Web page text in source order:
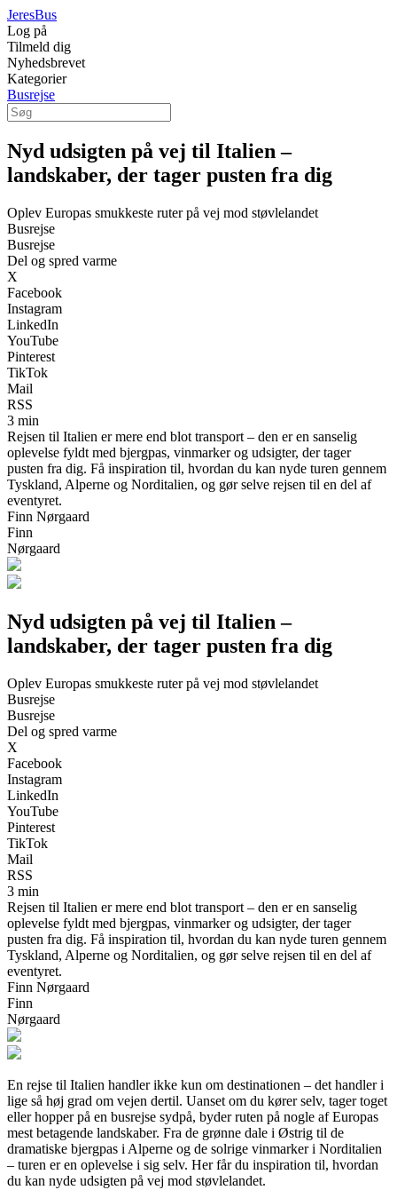
JeresBus
Log på
Tilmeld dig
Nyhedsbrevet
Kategorier
Busrejse
Nyd udsigten på vej til Italien –
landskaber, der tager pusten fra dig
Oplev Europas smukkeste ruter på vej mod støvlelandet
Busrejse
Busrejse
Del og spred varme
X
Facebook
Instagram
LinkedIn
YouTube
Pinterest
TikTok
Mail
RSS
3 min
Rejsen til Italien er mere end blot transport – den er en sanselig
oplevelse fyldt med bjergpas, vinmarker og udsigter, der tager
pusten fra dig. Få inspiration til, hvordan du kan nyde turen gennem
Tyskland, Alperne og Norditalien, og gør selve rejsen til en del af
eventyret.
Finn Nørgaard
Finn
Nørgaard
Nyd udsigten på vej til Italien –
landskaber, der tager pusten fra dig
Oplev Europas smukkeste ruter på vej mod støvlelandet
Busrejse
Busrejse
Del og spred varme
X
Facebook
Instagram
LinkedIn
YouTube
Pinterest
TikTok
Mail
RSS
3 min
Rejsen til Italien er mere end blot transport – den er en sanselig
oplevelse fyldt med bjergpas, vinmarker og udsigter, der tager
pusten fra dig. Få inspiration til, hvordan du kan nyde turen gennem
Tyskland, Alperne og Norditalien, og gør selve rejsen til en del af
eventyret.
Finn Nørgaard
Finn
Nørgaard
En rejse til Italien handler ikke kun om destinationen – det handler i
lige så høj grad om vejen dertil. Uanset om du kører selv, tager toget
eller hopper på en busrejse sydpå, byder ruten på nogle af Europas
mest betagende landskaber. Fra de grønne dale i Østrig til de
dramatiske bjergpas i Alperne og de solrige vinmarker i Norditalien
– turen er en oplevelse i sig selv. Her får du inspiration til, hvordan
du kan nyde udsigten på vej mod støvlelandet.